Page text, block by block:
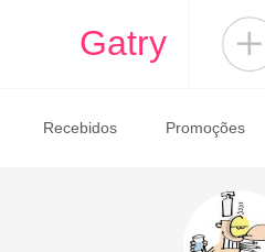
Gatry
Recebidos Promoções